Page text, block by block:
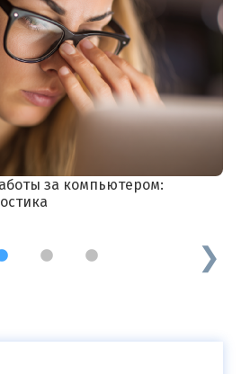
за компьютером:
1 2 3